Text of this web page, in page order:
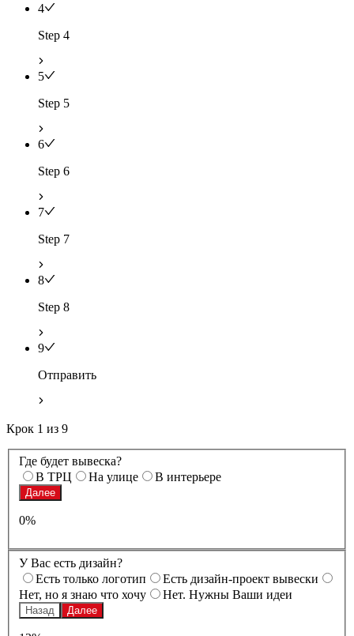
4
Step 4
5
Step 5
6
Step 6
7
Step 7
8
Step 8
9
Отправить
Крок 1 из 9
Где будет вывеска?
В ТРЦ
На улице В интерьере
Далее
0%
У Вас есть дизайн?
Есть только логотип
Есть дизайн-проект вывески
Нет, но я знаю что хочу
Нет. Нужны Ваши идеи
Назад Далее